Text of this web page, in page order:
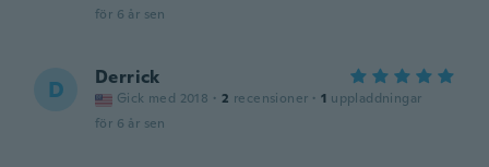
för 6 år sen
D Derrick
Gick med 2018 · 2 recensioner · 1 uppladdningar
för 6 år sen